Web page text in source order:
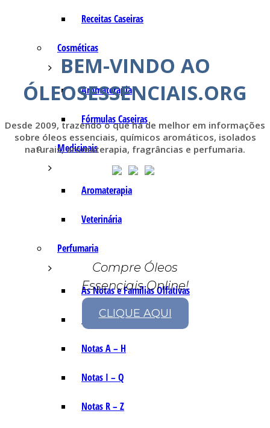
Receitas Caseiras
Cosméticas
Aromaterapia
Fórmulas Caseiras
Medicinais
Aromaterapia
Veterinária
Perfumaria
As Notas e Famílias Olfativas
Marketing Olfativo
Notas A – H
Notas I – Q
Notas R – Z
BEM-VINDO AO
ÓLEOSESSENCIAIS.ORG
Desde 2009, trazendo o que há de melhor em informações
sobre óleos essenciais, químicos aromáticos, isolados
naturais, aromaterapia, fragrâncias e perfumaria.
Compre Óleos
Essenciais Online!
CLIQUE AQUI